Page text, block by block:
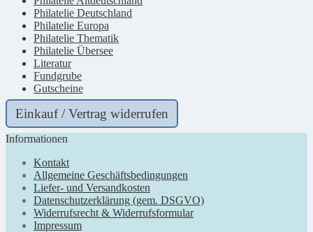
Philatelie Deutschland
Philatelie Europa
Philatelie Thematik
Philatelie Übersee
Literatur
Fundgrube
Gutscheine
Einkauf / Vertrag widerrufen
Informationen
Kontakt
Allgemeine Geschäftsbedingungen
Liefer- und Versandkosten
Datenschutzerklärung (gem. DSGVO)
Widerrufsrecht & Widerrufsformular
Impressum